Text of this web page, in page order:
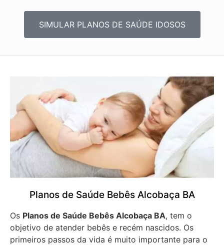
SIMULAR PLANOS DE SAÚDE IDOSOS
Planos de Saúde Bebês Alcobaça BA
Os Planos de Saúde Bebês Alcobaça BA, tem o
objetivo de atender bebês e recém nascidos. Os
primeiros passos da vida é muito importante para o